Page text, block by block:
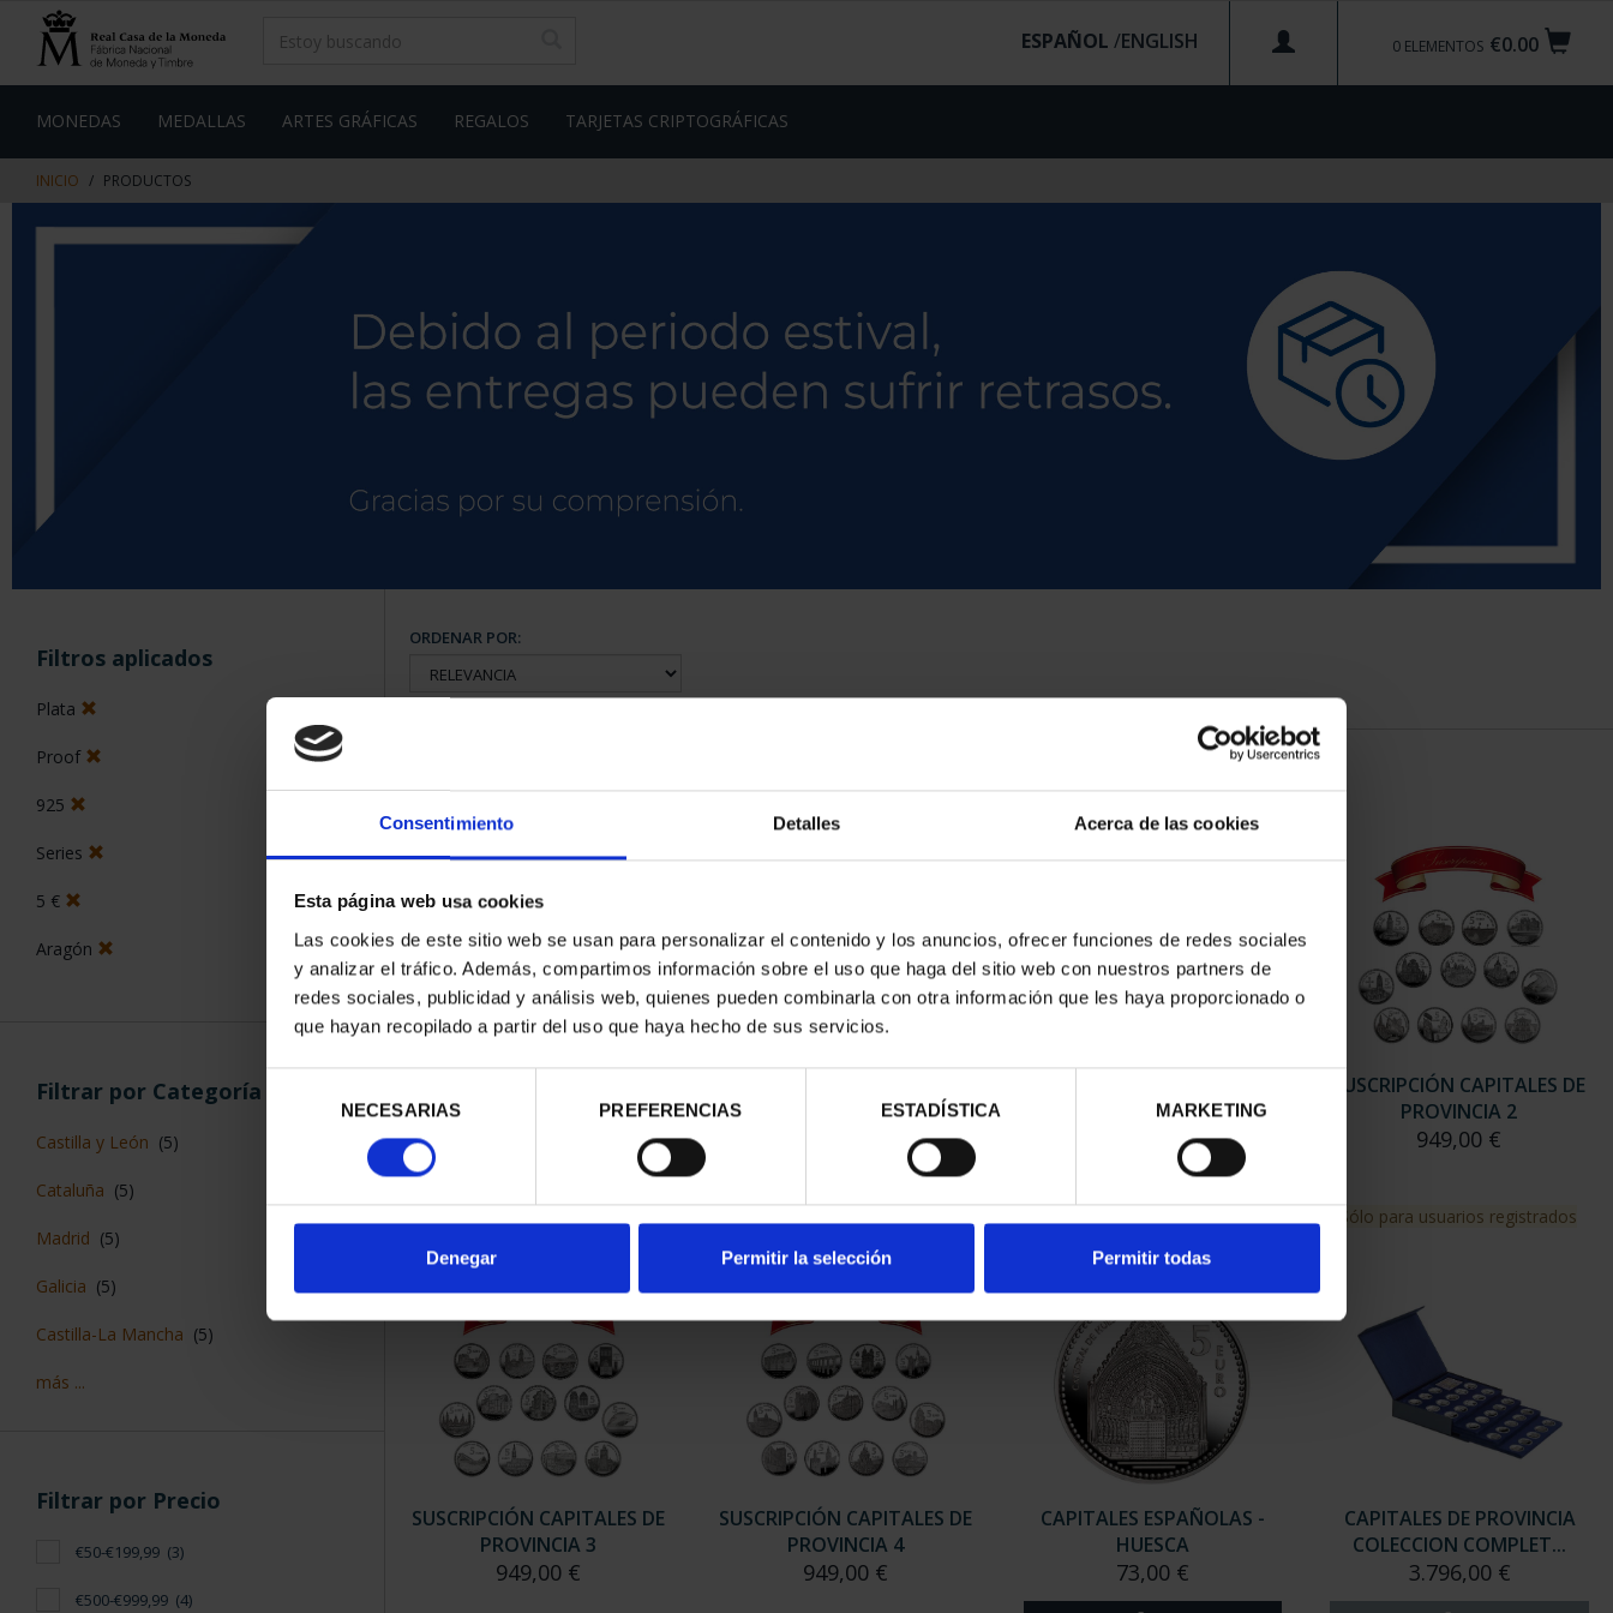
Consentimiento Detalles Acerca de las cookies
Esta página web usa cookies
Las cookies de este sitio web se usan para personalizar el contenido y los anuncios, ofrecer funciones de redes sociales
y analizar el tráfico. Además, compartimos información sobre el uso que haga del sitio web con nuestros partners de
redes sociales, publicidad y análisis web, quienes pueden combinarla con otra información que les haya proporcionado o
que hayan recopilado a partir del uso que haya hecho de sus servicios.
consentimiento
NECESARIAS PREFERENCIAS ESTADÍSTICA MARKETING
Denegar Permitir la selección Permitir todas
contenido
de
€0.00
0 ELEMENTOS
ESPAÑOL /
MONEDAS MEDALLAS ARTES GRÁFICAS REGALOS TARJETAS CRIPTOGRÁFICAS
INICIO PRODUCTOS
Filtros aplicados
Plata
Proof
925
Series
5 €
Aragón
Filtrar por Categoría
Castilla y León (5)
Cataluña (5)
Madrid (5)
Galicia (5)
Castilla-La Mancha (5)
más ...
Filtrar por Precio
€50-€199,99 (3)
€500-€999,99 (4)
ORDENAR POR:
ZARAGOZA
PROVINCIA 1
949,00 €
SUSCRIPCIÓN CAPITALES DE
PROVINCIA 2
949,00 €
Sólo para usuarios registrados
SUSCRIPCIÓN CAPITALES DE
PROVINCIA 3
949,00 €
SUSCRIPCIÓN CAPITALES DE
PROVINCIA 4
949,00 €
CAPITALES ESPAÑOLAS -
HUESCA
73,00 €
CAPITALES DE PROVINCIA
COLECCION COMPLET...
3.796,00 €